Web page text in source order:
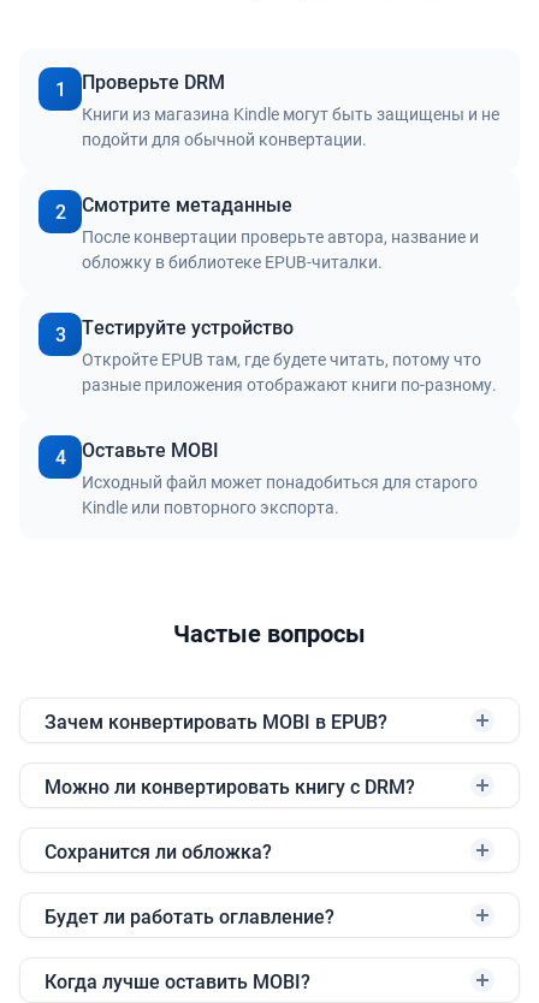
1 Проверьте DRM
Книги из магазина Kindle могут быть защищены и не
подойти для обычной конвертации.
2 Смотрите метаданные
После конвертации проверьте автора, название и
обложку в библиотеке EPUB-читалки.
3 Тестируйте устройство
Откройте EPUB там, где будете читать, потому что
разные приложения отображают книги по-разному.
4 Оставьте MOBI
Исходный файл может понадобиться для старого
Kindle или повторного экспорта.
Частые вопросы
Зачем конвертировать MOBI в EPUB?
Можно ли конвертировать книгу с DRM?
Сохранится ли обложка?
Будет ли работать оглавление?
Когда лучше оставить MOBI?